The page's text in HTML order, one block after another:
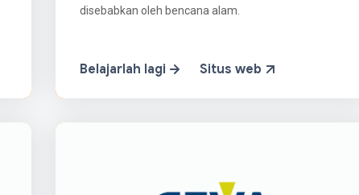
disebabkan oleh bencana alam.
Belajarlah lagi Situs web